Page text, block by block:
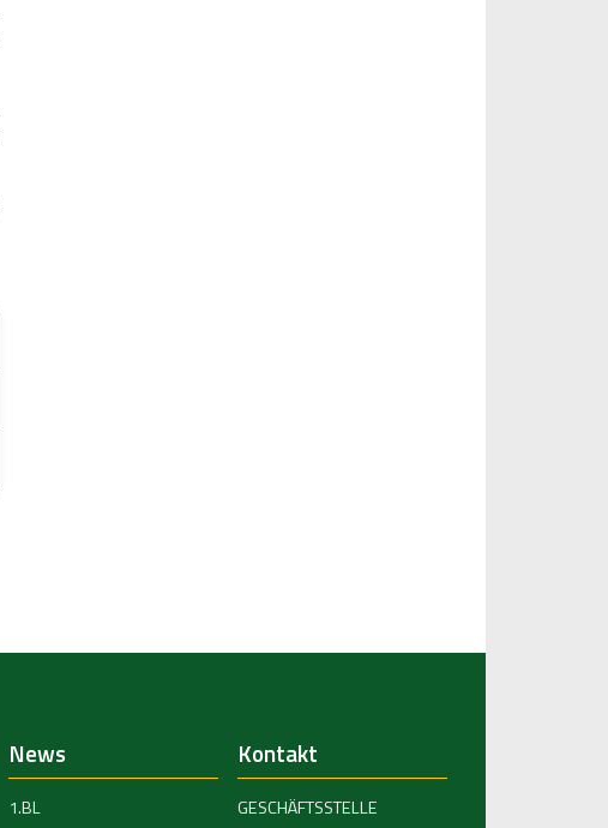
News
1.BL
Kontakt
GESCHÄFTSSTELLE